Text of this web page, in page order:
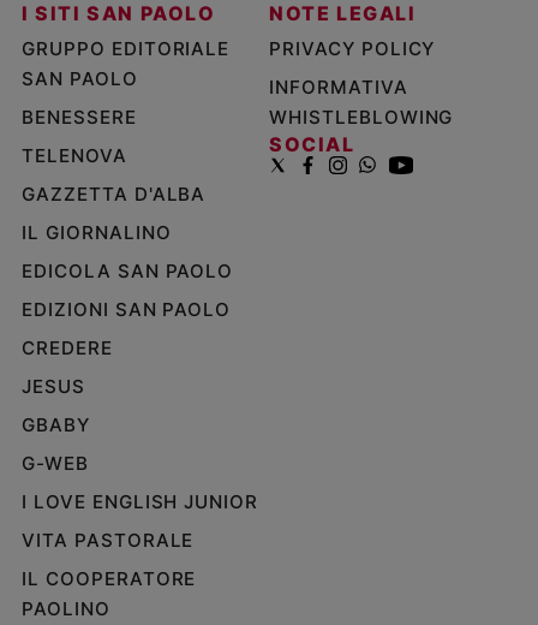
I SITI SAN PAOLO
GRUPPO EDITORIALE
SAN PAOLO
BENESSERE
TELENOVA
GAZZETTA D'ALBA
IL GIORNALINO
EDICOLA SAN PAOLO
EDIZIONI SAN PAOLO
CREDERE
JESUS
GBABY
G-WEB
I LOVE ENGLISH JUNIOR
VITA PASTORALE
IL COOPERATORE
PAOLINO
NOTE LEGALI
PRIVACY POLICY
INFORMATIVA
WHISTLEBLOWING
SOCIAL